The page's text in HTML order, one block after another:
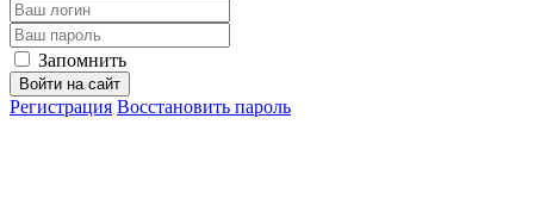
Запомнить
Войти на сайт
Регистрация Восстановить пароль